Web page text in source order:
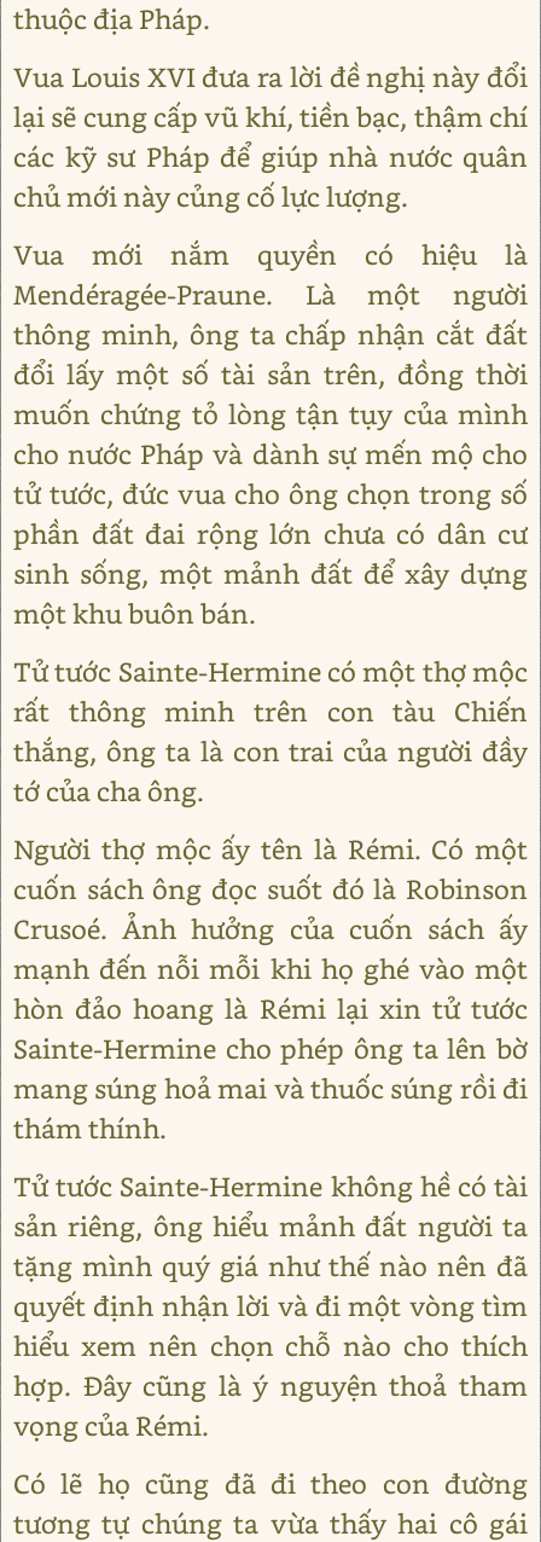
thuộc địa Pháp.
Vua Louis XVI đưa ra lời đề nghị này đổi
lại sẽ cung cấp vũ khí, tiền bạc, thậm chí
các kỹ sư Pháp để giúp nhà nước quân
chủ mới này củng cố lực lượng.
Vua mới nắm quyền có hiệu là
Mendéragée-Praune. Là một người
thông minh, ông ta chấp nhận cắt đất
đổi lấy một số tài sản trên, đồng thời
muốn chứng tỏ lòng tận tụy của mình
cho nước Pháp và dành sự mến mộ cho
tử tước, đức vua cho ông chọn trong số
phần đất đai rộng lớn chưa có dân cư
sinh sống, một mảnh đất để xây dựng
một khu buôn bán.
Tử tước Sainte-Hermine có một thợ mộc
rất thông minh trên con tàu Chiến
thắng, ông ta là con trai của người đầy
tớ của cha ông.
Người thợ mộc ấy tên là Rémi. Có một
cuốn sách ông đọc suốt đó là Robinson
Crusoé. Ảnh hưởng của cuốn sách ấy
mạnh đến nỗi mỗi khi họ ghé vào một
hòn đảo hoang là Rémi lại xin tử tước
Sainte-Hermine cho phép ông ta lên bờ
mang súng hoả mai và thuốc súng rồi đi
thám thính.
Tử tước Sainte-Hermine không hề có tài
sản riêng, ông hiểu mảnh đất người ta
tặng mình quý giá như thế nào nên đã
quyết định nhận lời và đi một vòng tìm
hiểu xem nên chọn chỗ nào cho thích
hợp. Đây cũng là ý nguyện thoả tham
vọng của Rémi.
Có lẽ họ cũng đã đi theo con đường
tương tự chúng ta vừa thấy hai cô gái